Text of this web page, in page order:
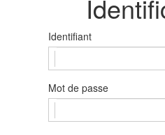
Identifiant
Mot de passe